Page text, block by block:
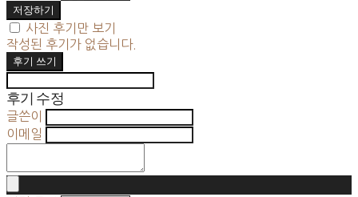
저장하기
사진 후기만 보기
작성된 후기가 없습니다.
후기 쓰기
후기 수정
글쓴이
이메일